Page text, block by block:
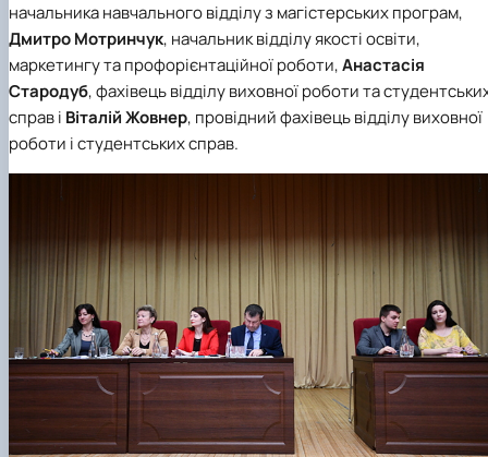
начальника навчального відділу з магістерських програм,
Дмитро Мотринчук, начальник відділу якості освіти,
маркетингу та профорієнтаційної роботи,Анастасія
Стародуб, фахівець відділу виховної роботи та
справ і Віталій Жовнер, провідний фахівець відділу виховної
роботи і студентських справ.